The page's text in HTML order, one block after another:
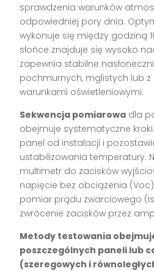
sprawdzenia warunków
odpowiedniej pory dnia.
wykonuje się między godziną
słońce znajduje się wysoko
zapewnia stabilne
pochmurnych, mglistych lub z
warunkami oświetleniowymi.
Sekwencja pomiarowa dla
obejmuje systematyczne
panel od instalacji i
ustabilizowania temperatury.
multimetr do zacisków
napięcie bez obciążenia
pomiar prądu zwarciowego
zwrócenie zacisków przez
Metody testowania
poszczególnych paneli lub
(szeregowych i